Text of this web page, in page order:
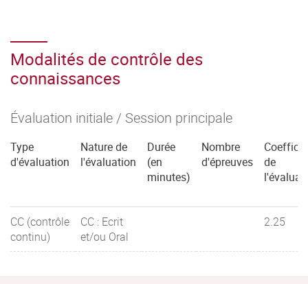
Modalités de contrôle des
connaissances
Évaluation initiale / Session principale
Type
d'évaluation
Nature de
l'évaluation
Durée
(en
minutes)
Nombre
d'épreuves
de
CC (contrôle
continu)
CC : Ecrit
et/ou Oral
2.25